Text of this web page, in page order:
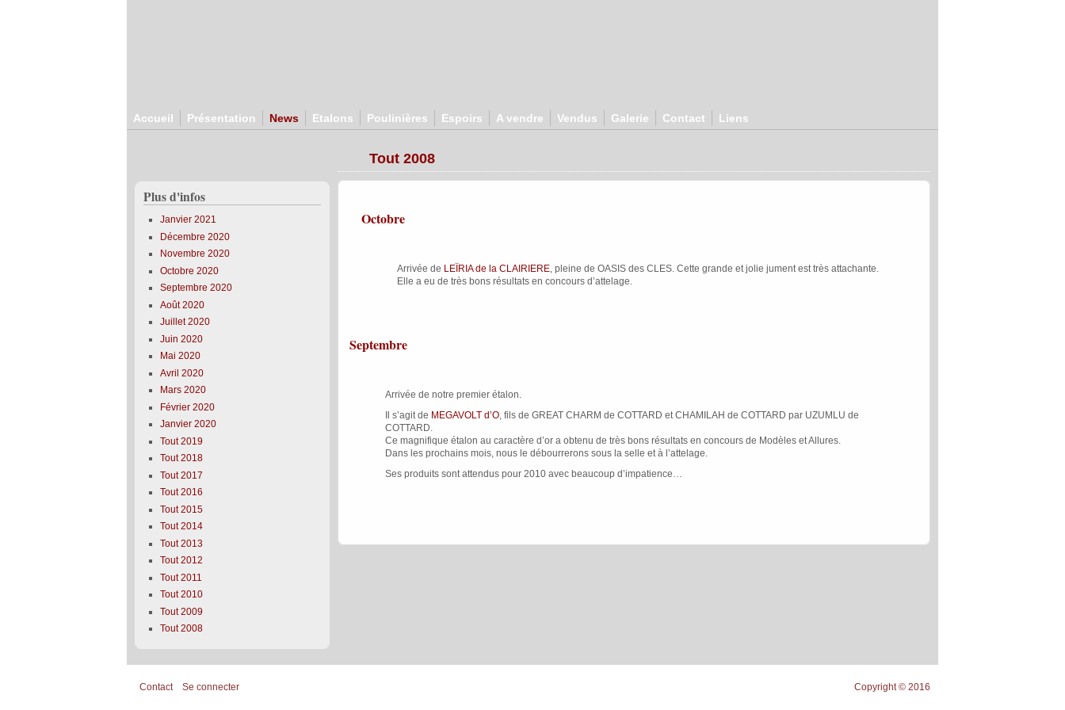
Accueil Présentation News Etalons Poulinières Espoirs A vendre Vendus Galerie Contact Liens
Plus d'infos
Janvier 2021
Décembre 2020
Novembre 2020
Octobre 2020
Septembre 2020
Août 2020
Juillet 2020
Juin 2020
Mai 2020
Avril 2020
Mars 2020
Février 2020
Janvier 2020
Tout 2019
Tout 2018
Tout 2017
Tout 2016
Tout 2015
Tout 2014
Tout 2013
Tout 2012
Tout 2011
Tout 2010
Tout 2009
Tout 2008
Tout 2008
Octobre
Arrivée de LEÏRIA de la CLAIRIERE, pleine de OASIS des CLES. Cette grande et jolie jument est très attachante.
Elle a eu de très bons résultats en concours d’attelage.
Septembre
Arrivée de notre premier étalon.
Il s’agit de MEGAVOLT d’O, fils de GREAT CHARM de COTTARD et CHAMILAH de COTTARD par UZUMLU de
COTTARD.
Ce magnifique étalon au caractère d’or a obtenu de très bons résultats en concours de Modèles et Allures.
Dans les prochains mois, nous le débourrerons sous la selle et à l’attelage.
Ses produits sont attendus pour 2010 avec beaucoup d’impatience…
Contact Se connecter Copyright © 2016